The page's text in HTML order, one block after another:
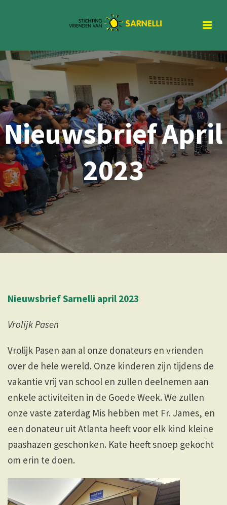
Nieuwsbrief April
2023
Nieuwsbrief Sarnelli april 2023
Vrolijk Pasen
Vrolijk Pasen aan al onze donateurs en vrienden
over de hele wereld. Onze kinderen zijn tijdens de
vakantie vrij van school en zullen deelnemen aan
enkele activiteiten in de Goede Week. We zullen
onze vaste zaterdag Mis hebben met Fr. James, en
een donateur uit Atlanta heeft voor elk kind kleine
paashazen geschonken. Kate heeft snoep gekocht
om erin te doen.